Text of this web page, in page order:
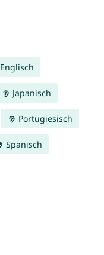
Englisch
Japanisch
Portugiesisch
Spanisch